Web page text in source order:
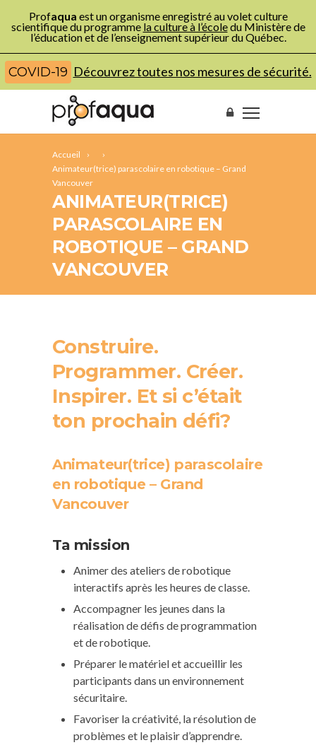
Profaqua est un organisme enregistré au volet culture
scientifique du programme la culture à l’écoledu Ministère de
l’éducation et de l’enseignement supérieur du Québec.
COVID-19 Découvrez toutes nos mesures de sécurité.
Accueil
Animateur(trice) parascolaire en robotique – Grand
Vancouver
ANIMATEUR(TRICE)
PARASCOLAIRE EN
ROBOTIQUE – GRAND
VANCOUVER
Construire.
Programmer. Créer.
Inspirer. Et si c’était
ton prochain défi?
Animateur(trice) parascolaire
en robotique – Grand
Vancouver
Ta mission
Animer des ateliers de robotique
interactifs après les heures de classe.
Accompagner les jeunes dans la
réalisation de défis de programmation
et de robotique.
Préparer le matériel et accueillir les
participants dans un environnement
sécuritaire.
Favoriser la créativité, la résolution de
problèmes et le plaisir d’apprendre.